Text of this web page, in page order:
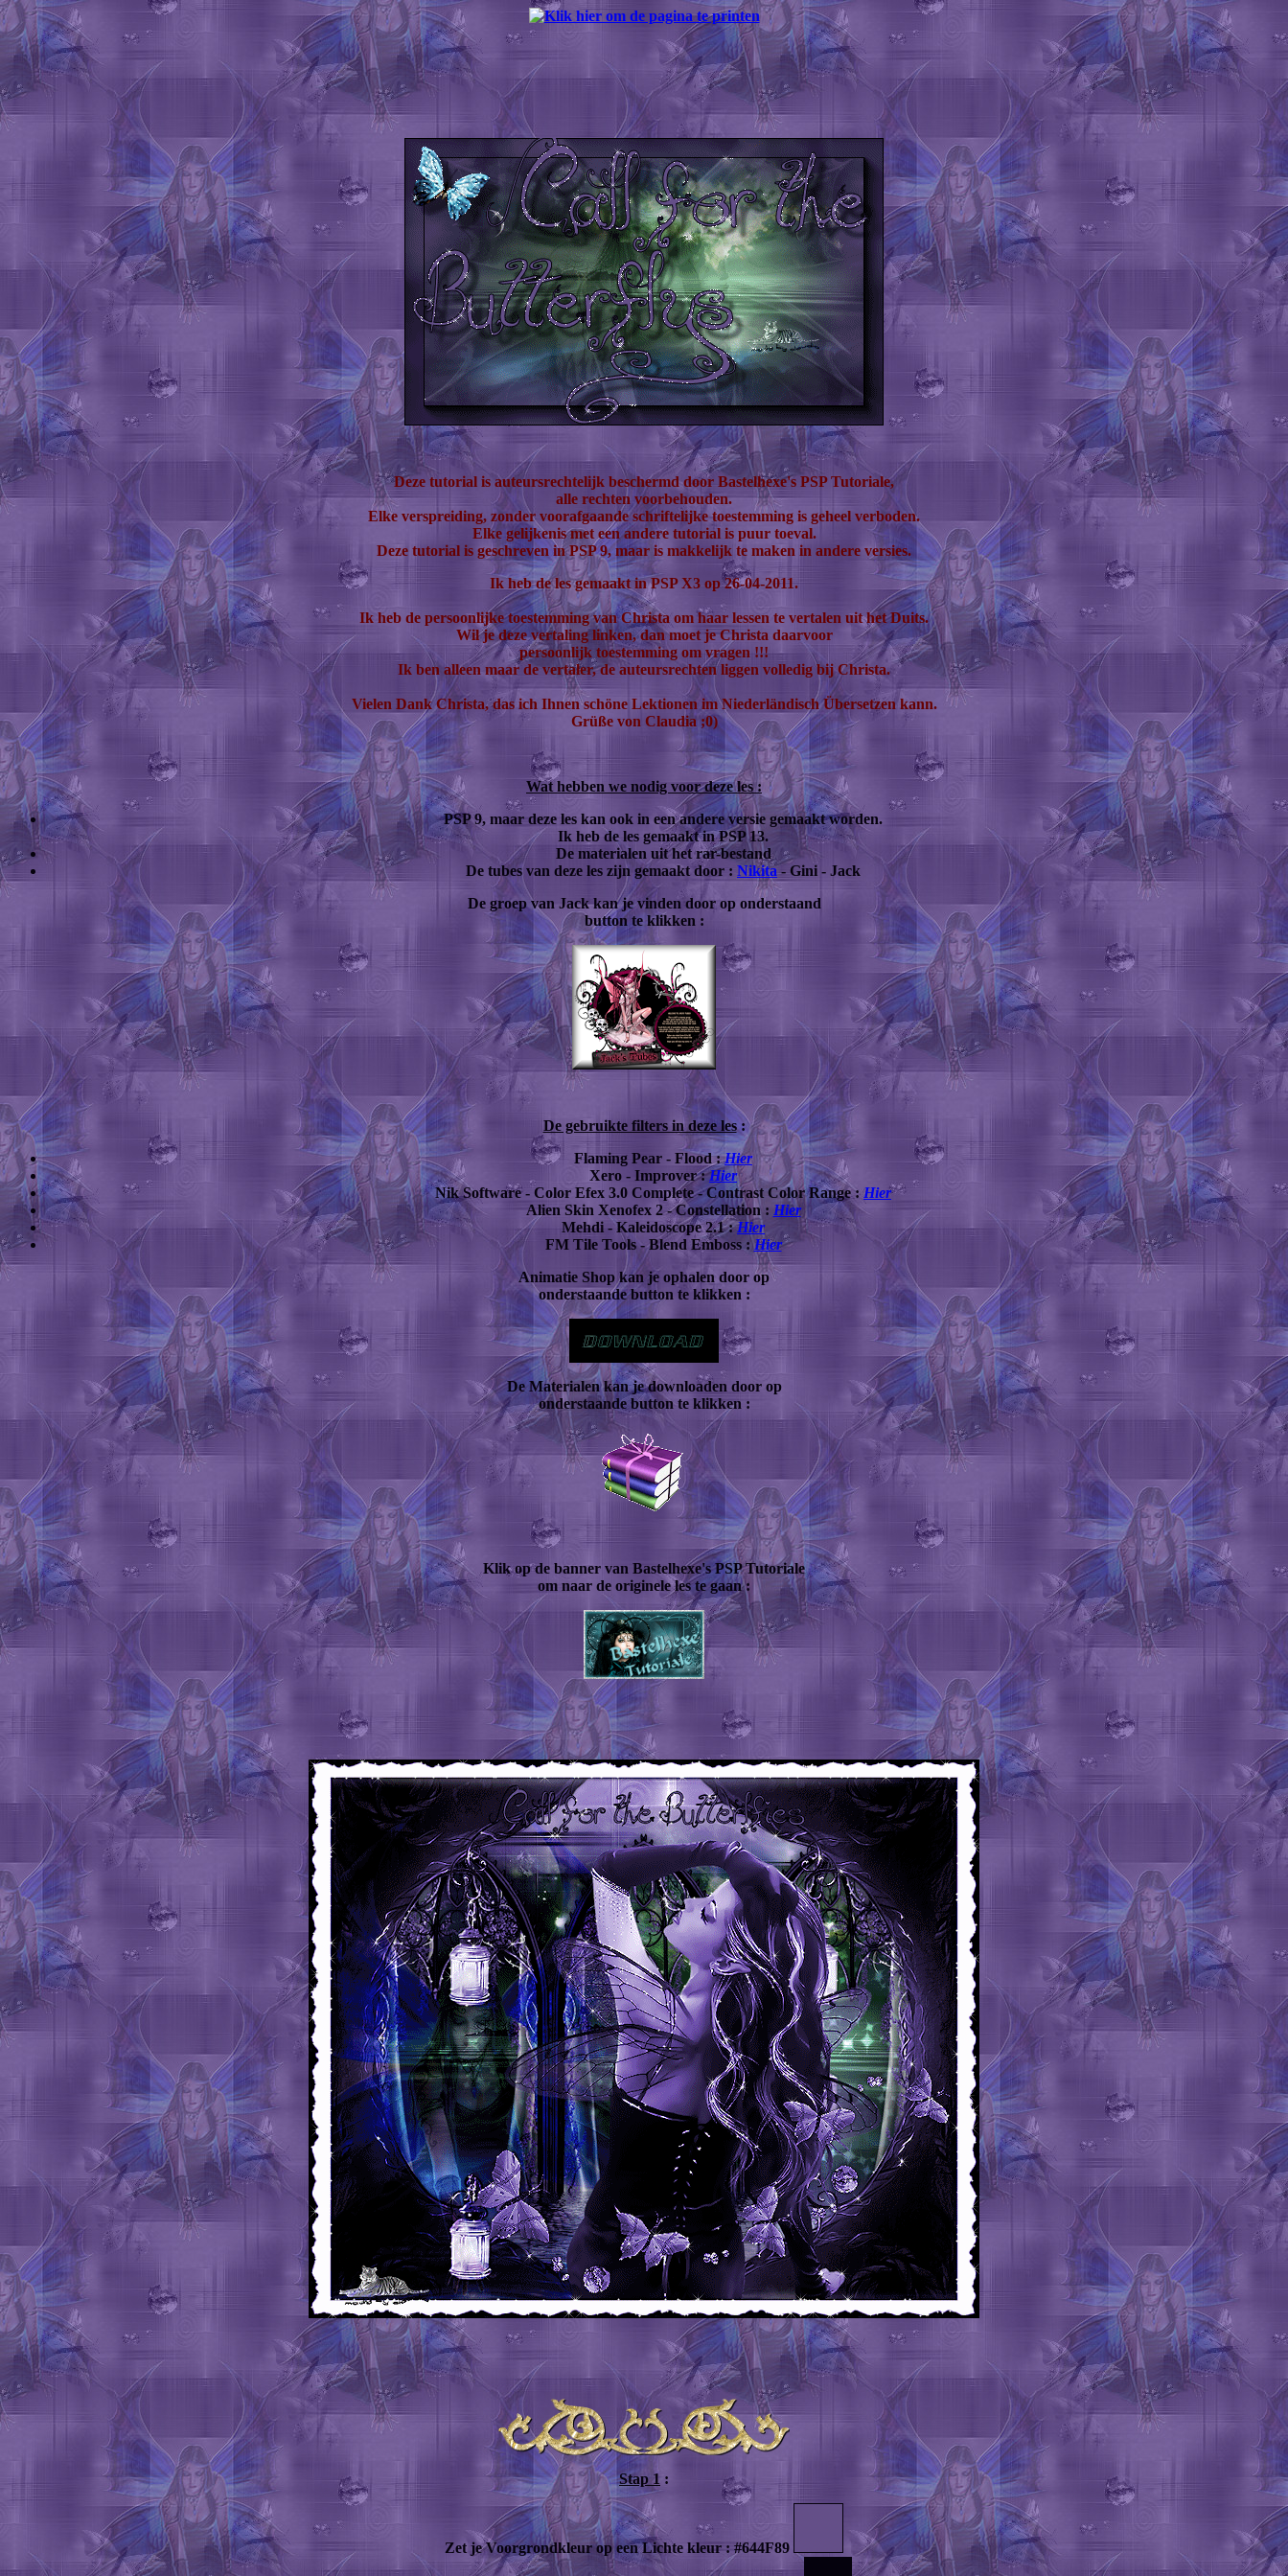
Deze tutorial is auteursrechtelijk beschermd door Bastelhexe's PSP Tutoriale,
alle rechten voorbehouden.
Elke verspreiding, zonder voorafgaande schriftelijke toestemming is geheel verboden.
Elke gelijkenis met een andere tutorial is puur toeval.
Deze tutorial is geschreven in PSP 9, maar is makkelijk te maken in andere versies.
Ik heb de les gemaakt in PSP X3 op 26-04-2011.
Ik heb de persoonlijke toestemming van Christa om haar lessen te vertalen uit het Duits.
Wil je deze vertaling linken, dan moet je Christa daarvoor
persoonlijk toestemming om vragen !!!
Ik ben alleen maar de vertaler, de auteursrechten liggen volledig bij Christa.
Vielen Dank Christa, das ich Ihnen schöne Lektionen im Niederländisch Übersetzen kann.
Grüße von Claudia ;0)
Wat hebben we nodig voor deze les :
PSP 9, maar deze les kan ook in een andere versie gemaakt worden.
Ik heb de les gemaakt in PSP 13.
De materialen uit het rar-bestand
De tubes van deze les zijn gemaakt door : Nikita- Gini - Jack
De groep van Jack kan je vinden door op onderstaand
button te klikken :
De gebruikte filters in deze les:
Flaming Pear - Flood :Hier
Xero - Improver :Hier
Nik Software - Color Efex 3.0 Complete - Contrast Color Range :Hier
Alien Skin Xenofex 2 - Constellation : Hier
Mehdi - Kaleidoscope 2.1 :Hier
FM Tile Tools - Blend Emboss :Hier
Animatie Shop kan je ophalen door op
onderstaande button te klikken :
De Materialen kan je downloaden door op
onderstaande button te klikken :
Klik op de banner van Bastelhexe's PSP Tutoriale
om naar de originele les te gaan :
Stap 1 :
Zet je Voorgrondkleur op een Lichte kleur : #644F89